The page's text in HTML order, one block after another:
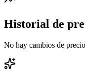
Historial de
No hay cambios de